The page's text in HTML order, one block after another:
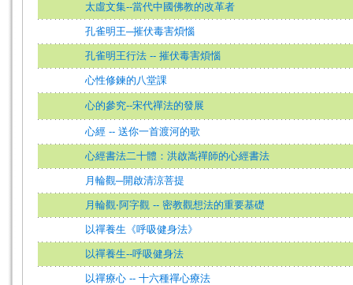
太虛文集--當代中國佛教的改革者
孔雀明王─摧伏毒害煩惱
孔雀明王行法 -- 摧伏毒害煩惱
心性修鍊的八堂課
心的參究--宋代禪法的發展
心經 -- 送你一首渡河的歌
心經書法二十體：洪啟嵩禪師的心經書法
月輪觀─開啟清涼菩提
月輪觀‧阿字觀 -- 密教觀想法的重要基礎
以禪養生《呼吸健身法》
以禪養生--呼吸健身法
以禪療心 -- 十六種禪心療法